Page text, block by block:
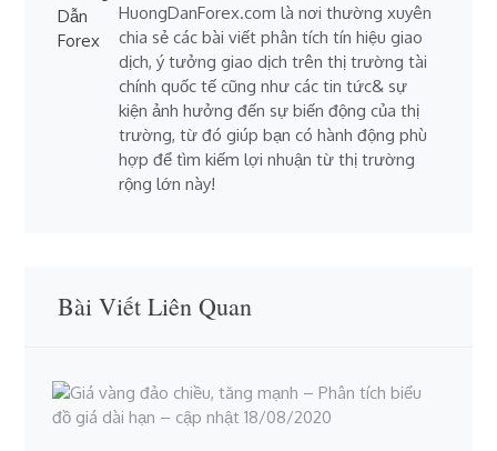
HuongDanForex.com là nơi thường xuyên
chia sẻ các bài viết phân tích tín hiệu giao
dịch, ý tưởng giao dịch trên thị trường tài
chính quốc tế cũng như các tin tức& sự
kiện ảnh hưởng đến sự biến động của thị
trường, từ đó giúp bạn có hành động phù
hợp để tìm kiếm lợi nhuận từ thị trường
rộng lớn này!
Bài Viết Liên Quan